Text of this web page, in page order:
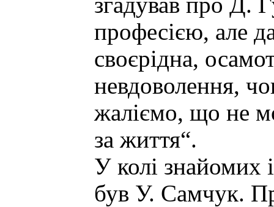
професією, але
своєрідна,
невдоволення,
жаліємо, що не
за життя“.
У колі знайомих
був У. Самчук.